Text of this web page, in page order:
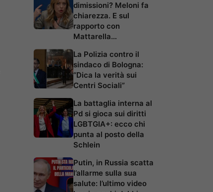
dimissioni? Meloni fa
chiarezza. E sul
rapporto con
Mattarella…
La Polizia contro il
sindaco di Bologna:
“Dica la verità sui
Centri Sociali”
La battaglia interna al
Pd si gioca sui diritti
LGBTGIA+: ecco chi
punta al posto della
Schlein
Putin, in Russia scatta
l’allarme sulla sua
salute: l’ultimo video